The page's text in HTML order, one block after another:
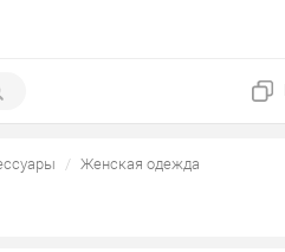
Женская одежда